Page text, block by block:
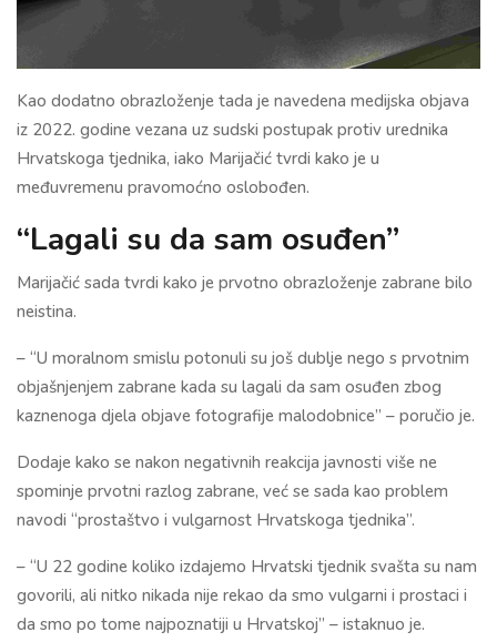
Kao dodatno obrazloženje tada je navedena medijska objava
iz 2022. godine vezana uz sudski postupak protiv urednika
Hrvatskoga tjednika, iako Marijačić tvrdi kako je u
međuvremenu pravomoćno oslobođen.
“Lagali su da sam osuđen”
Marijačić sada tvrdi kako je prvotno obrazloženje zabrane bilo
neistina.
– “U moralnom smislu potonuli su još dublje nego s prvotnim
objašnjenjem zabrane kada su lagali da sam osuđen zbog
kaznenoga djela objave fotografije malodobnice” – poručio je.
Dodaje kako se nakon negativnih reakcija javnosti više ne
spominje prvotni razlog zabrane, već se sada kao problem
navodi “prostaštvo i vulgarnost Hrvatskoga tjednika”.
– “U 22 godine koliko izdajemo Hrvatski tjednik svašta su nam
govorili, ali nitko nikada nije rekao da smo vulgarni i prostaci i
da smo po tome najpoznatiji u Hrvatskoj” – istaknuo je.